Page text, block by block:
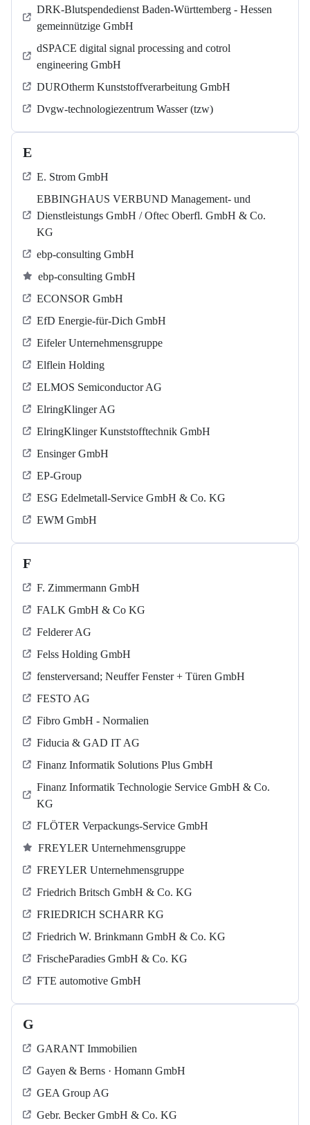
DRK-Blutspendedienst Baden-Württemberg - Hessen
gemeinnützige GmbH
dSPACE digital signal processing and cotrol
engineering GmbH
DUROtherm Kunststoffverarbeitung GmbH
Dvgw-technologiezentrum Wasser (tzw)
E
E. Strom GmbH
EBBINGHAUS VERBUND Management- und
Dienstleistungs GmbH / Oftec Oberfl. GmbH & Co.
KG
ebp-consulting GmbH
ebp-consulting GmbH
ECONSOR GmbH
EfD Energie-für-Dich GmbH
Eifeler Unternehmensgruppe
Elflein Holding
ELMOS Semiconductor AG
ElringKlinger AG
ElringKlinger Kunststofftechnik GmbH
Ensinger GmbH
EP-Group
ESG Edelmetall-Service GmbH & Co. KG
EWM GmbH
F
F. Zimmermann GmbH
FALK GmbH & Co KG
Felderer AG
Felss Holding GmbH
fensterversand; Neuffer Fenster + Türen GmbH
FESTO AG
Fibro GmbH - Normalien
Fiducia & GAD IT AG
Finanz Informatik Solutions Plus GmbH
Finanz Informatik Technologie Service GmbH & Co.
KG
FLÖTER Verpackungs-Service GmbH
FREYLER Unternehmensgruppe
FREYLER Unternehmensgruppe
Friedrich Britsch GmbH & Co. KG
FRIEDRICH SCHARR KG
Friedrich W. Brinkmann GmbH & Co. KG
FrischeParadies GmbH & Co. KG
FTE automotive GmbH
G
GARANT Immobilien
Gayen & Berns · Homann GmbH
GEA Group AG
Gebr. Becker GmbH & Co. KG